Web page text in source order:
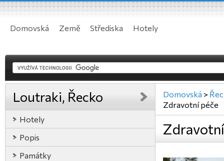
Domovská Země Střediska Hotely
Loutraki, Řecko
Hotely
Popis
Památky
Domovská >
Zdravotní péče